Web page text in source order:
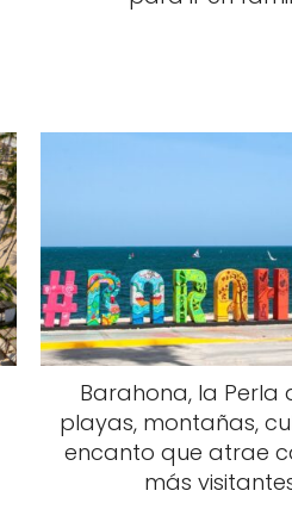
Barahona, la Perla
playas, montañas,
encanto que atrae
más